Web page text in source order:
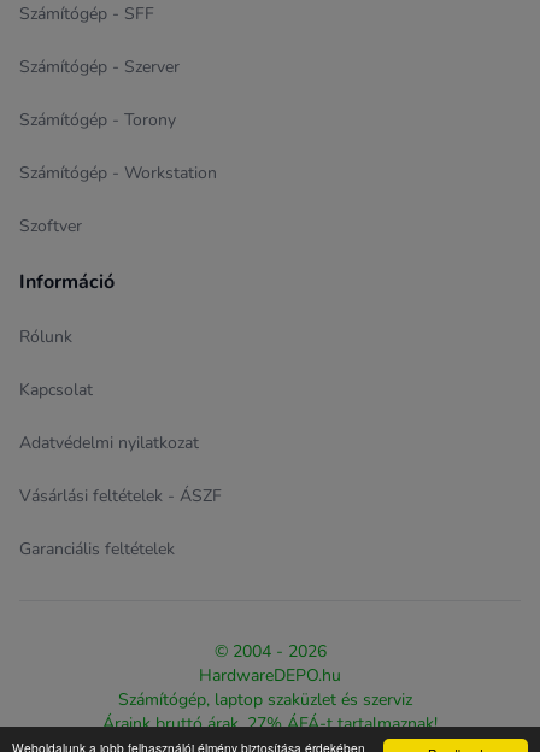
Weboldalunk a jobb felhasználói élmény biztosítása érdekében
Számítógép - SFF
Számítógép - Szerver
Számítógép - Torony
Számítógép - Workstation
Szoftver
Információ
Rólunk
Kapcsolat
Adatvédelmi nyilatkozat
Vásárlási feltételek - ÁSZF
Garanciális feltételek
© 2004 - 2026
HardwareDEPO.hu
Számítógép, laptop szaküzlet és szerviz
Áraink bruttó árak, 27% ÁFÁ-t tartalmaznak!